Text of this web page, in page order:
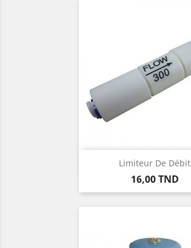
Limiteur De Débit
Prix
16,00 TND
Aperçu rapide